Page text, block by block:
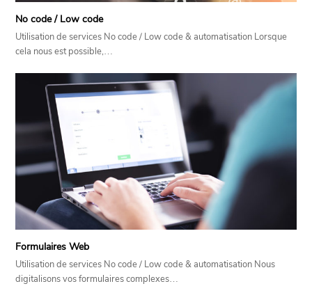
No code / Low code
Utilisation de services No code / Low code & automatisation Lorsque
cela nous est possible,…
Formulaires Web
Utilisation de services No code / Low code & automatisation Nous
digitalisons vos formulaires complexes…